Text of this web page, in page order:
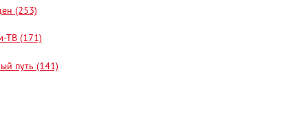
(253)
ТВ (171)
путь (141)